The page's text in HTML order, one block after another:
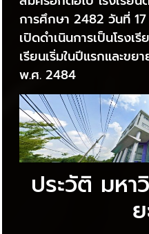
การศึกษา 2482 วันที่
เปิดดำเนินการเป็นโรง
เรียนเริ่มในปีแรกและข
พ.ศ. 2484
ประวัติ มหา